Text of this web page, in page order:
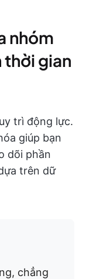
nhóm
thời gian
trì động lực.
giúp bạn
dõi phần
trên dữ
chẳng